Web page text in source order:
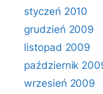
styczeń 2010
grudzień 2009
listopad 2009
październik
wrzesień 2009